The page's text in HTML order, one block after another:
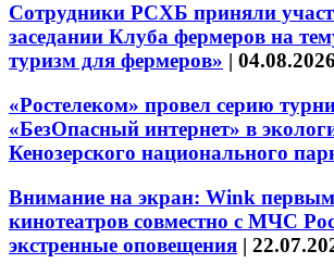
Сотрудники РСХБ приняли
заседании Клуба фермеров на
туризм для фермеров» | 04.08.2026
«Ростелеком» провел серию
«БезОпасный интернет» в
Кенозерского национального
Внимание на экран: Wink
кинотеатров совместно с МЧС
экстренные оповещения |